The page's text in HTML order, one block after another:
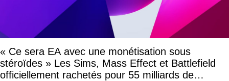
« Ce sera EA avec une monétisation sous
stéroïdes » Les Sims, Mass Effect et Battlefield
officiellement rachetés pour 55 milliards de